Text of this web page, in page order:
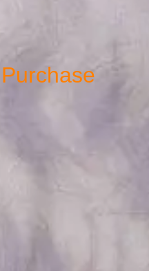
Purchase